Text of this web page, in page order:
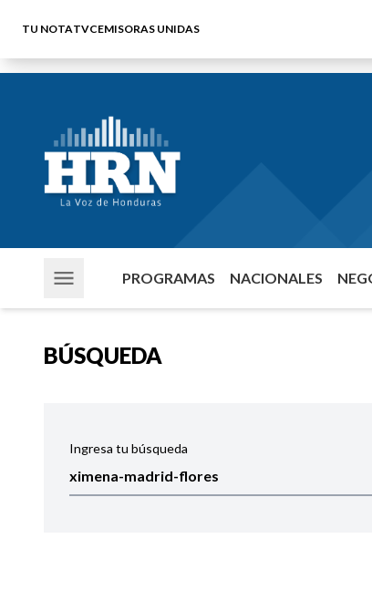
TU NOTATVCEMISORAS UNIDAS
PROGRAMAS NACIONALES
BÚSQUEDA
Ingresa tu búsqueda